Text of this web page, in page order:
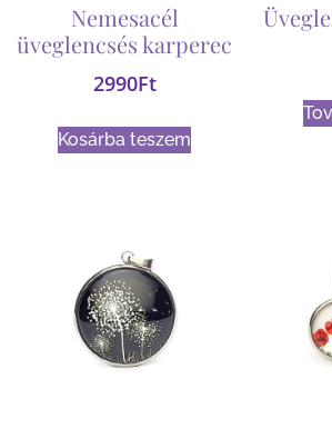
Nemesacél
üveglencsés karperec
2990Ft
Kosárba teszem